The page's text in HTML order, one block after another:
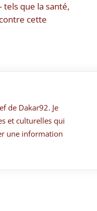
que la santé,
cette
de Dakar92. Je
et culturelles qui
une information